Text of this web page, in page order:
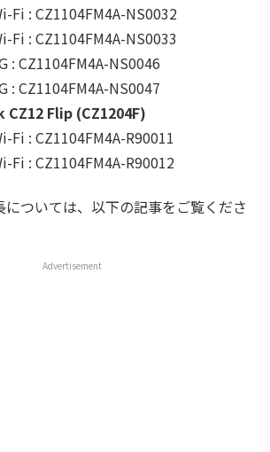
Fi : CZ1104FM4A-NS0032
Fi : CZ1104FM4A-NS0033
: CZ1104FM4A-NS0046
: CZ1104FM4A-NS0047
Flip (CZ1204F)
Fi : CZ1104FM4A-R90011
Fi : CZ1104FM4A-R90012
については、以下の記事をご覧くださ
Advertisement